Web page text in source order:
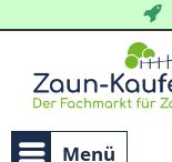
Menü